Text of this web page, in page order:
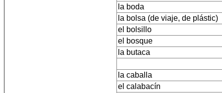
la boda
la bolsa (de viaje, de plástic)
el bolsillo
el bosque
la butaca
la caballa
el calabacín